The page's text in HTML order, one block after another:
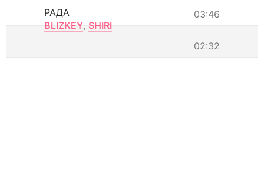
03:46
РАДА
BLIZKEY, SHIRI
02:32